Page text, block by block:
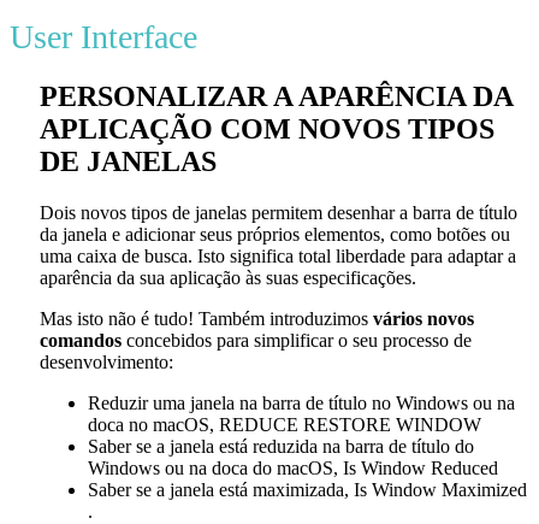
User Interface
PERSONALIZAR A APARÊNCIA DA
APLICAÇÃO COM NOVOS TIPOS
DE JANELAS
Dois novos tipos de janelas permitem desenhar a barra de título
da janela e adicionar seus próprios elementos, como botões ou
uma caixa de busca. Isto significa total liberdade para adaptar a
aparência da sua aplicação às suas especificações.
Mas isto não é tudo! Também introduzimos vários novos
comandos concebidos para simplificar o seu processo de
desenvolvimento:
Reduzir uma janela na barra de título no Windows ou na
doca no macOS, REDUCE RESTORE WINDOW
Saber se a janela está reduzida na barra de título do
Windows ou na doca do macOS, Is Window Reduced
Saber se a janela está maximizada, Is Window Maximized
.